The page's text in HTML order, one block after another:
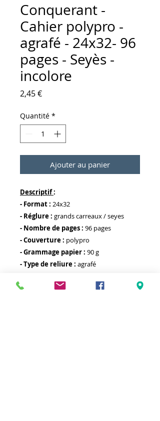
Conquerant -
Cahier polypro -
agrafé - 24x32- 96
pages - Seyès -
incolore
2,45 €Prix
Quantité *
Ajouter au panier
Descriptif:
- Format : 24x32
- Réglure : grands carreaux / seyes
- Nombre de pages : 96 pages
- Couverture : polypro
- Grammage papier : 90 g
- Type de reliure : agrafé